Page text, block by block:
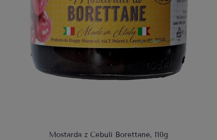
Mostarda z Cebuli Borettane, 110g